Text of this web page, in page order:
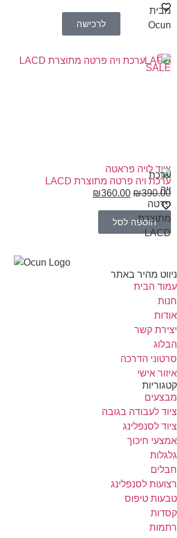
לרכישה
ON
SALE
LACD
ציוד לויה פראטה
ערכת ויה פרטה מתוצרת LACD
₪390.00
₪360.00
הוספה לסל
ניווט מהיר באתר
עמוד הבית
חנות
אודות
יצירת קשר
הבלוג
סרטוני הדרכה
איזור אישי
קטגוריות
מבצעים
ציוד לעבודה בגובה
ציוד לסנפלינג
אמצעי חיכוך
גלגלות
חבלים
רצועות לסנפלינג
טבעות טיפוס
קסדות
רתמות